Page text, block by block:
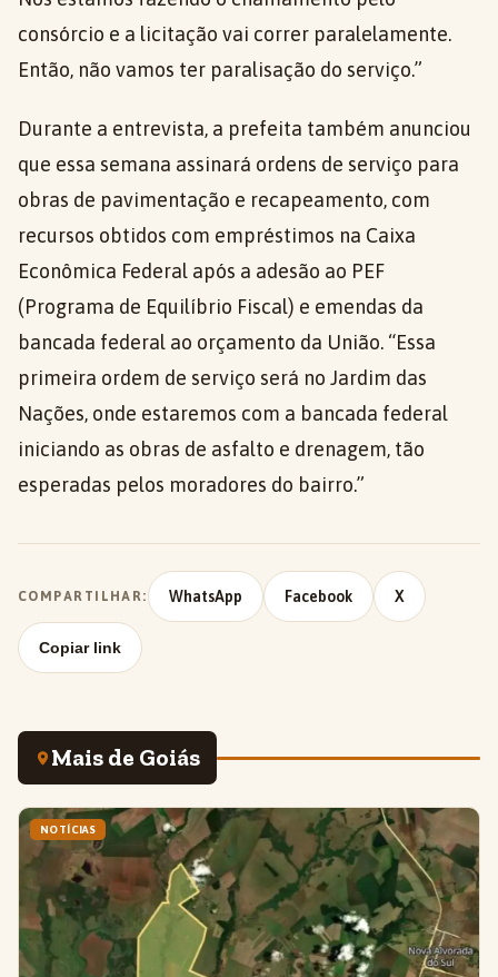
consórcio e a licitação vai correr paralelamente.
Então, não vamos ter paralisação do serviço.”
Durante a entrevista, a prefeita também anunciou
que essa semana assinará ordens de serviço para
obras de pavimentação e recapeamento, com
recursos obtidos com empréstimos na Caixa
Econômica Federal após a adesão ao PEF
(Programa de Equilíbrio Fiscal) e emendas da
bancada federal ao orçamento da União. “Essa
primeira ordem de serviço será no Jardim das
Nações, onde estaremos com a bancada federal
iniciando as obras de asfalto e drenagem, tão
esperadas pelos moradores do bairro.”
COMPARTILHAR: WhatsApp Facebook X
Copiar link
Mais de Goiás
NOTÍCIAS